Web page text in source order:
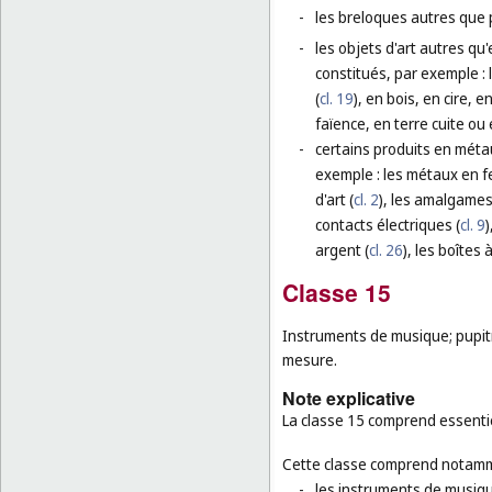
- les breloques autres
- les objets d'art autres
constitués, par exemple :
(cl. 19), en bois, en cire,
faïence, en terre cuite ou
- certains produits en
exemple : les métaux en
d'art (cl. 2), les
contacts électriques (cl. 9
argent (cl. 26), les boîtes
Classe 15
Instruments de musique;
mesure.
Note explicative
La classe 15 comprend
Cette classe comprend